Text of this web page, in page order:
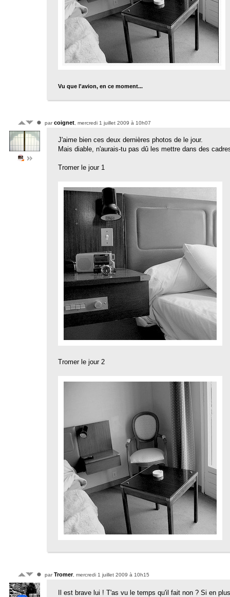
Vu que l'avion, en ce moment...
parcoignet , mercredi 1 juillet 2009 à 10h07
J'aime bien ces deux dernières photos de le jour.
Mais diable, n'aurais-tu pas dû les mettre dans des
Tromer le jour 1
Tromer le jour 2
parTromer, mercredi 1 juillet 2009 à 10h15
Il est brave lui ! T'as vu le temps qu'il fait non ? Si en